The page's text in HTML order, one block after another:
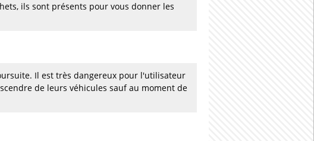
ils sont présents pour vous donner les
Il est très dangereux pour l'utilisateur
de leurs véhicules sauf au moment de